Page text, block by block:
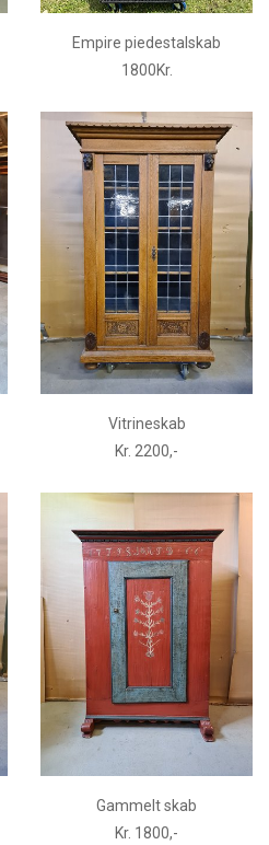
Empire piedestalskab
1800Kr.
Vitrineskab
Kr. 2200,-
Gammelt skab
Kr. 1800,-